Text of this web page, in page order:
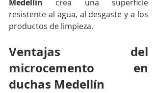
Medellín crea una superficie
resistente al agua, al desgaste y a los
productos de limpieza.
Ventajas del
microcemento en
duchas Medellín